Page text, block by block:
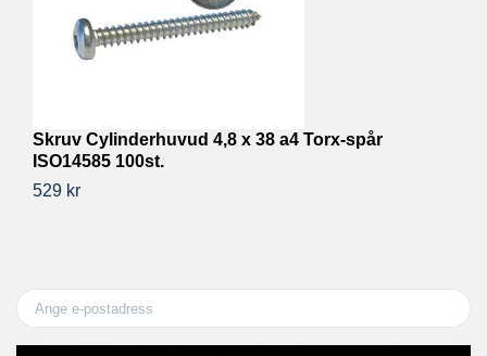
Skruv Cylinderhuvud 4,8 x 38 a4 Torx-spår
ISO14585 100st.
529 kr